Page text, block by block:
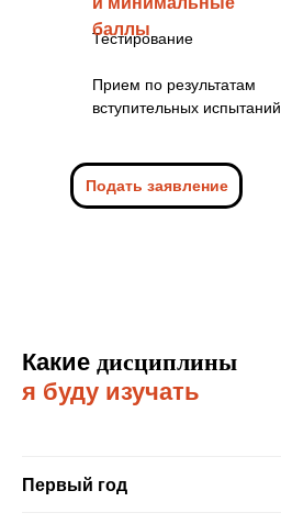
Тестирование
Прием по результатам
вступительных испытаний
баллы
Подать заявление
Какие дисциплины
я буду изучать
Первый год